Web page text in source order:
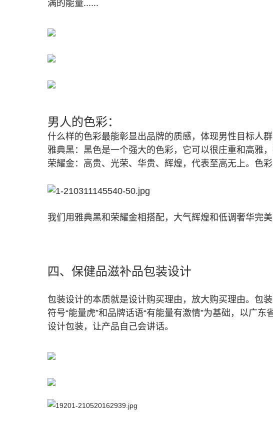
满的能量......
男人的色彩：
什么样的色彩最能彰显出品牌的质感，体现男性目标人
雅典黑：黑色是一个强大的色彩，它可以很庄重和高雅，
荣耀金：高贵、光荣、华贵、辉煌，代表至高无上。色
我们用雅典黑和荣耀金相搭配，大气辉煌和低调奢华完
四、保健品滋补品包装设计
包装设计的本质就是设计购买理由，放大购买理由。包
符号“能量虎”和品牌话语“有能量有激情”为基础，以广
设计包装，让产品自己会讲话。